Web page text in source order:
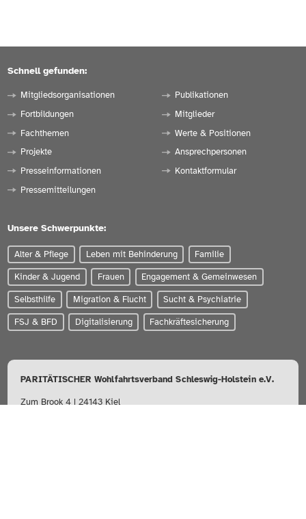
Schnell gefunden:
Mitgliedsorganisationen
Fortbildungen
Fachthemen
Projekte
Presseinformationen
Pressemitteilungen
Publikationen
Mitglieder
Werte & Positionen
Ansprechpersonen
Kontaktformular
Unsere Schwerpunkte:
Alter & Pflege Leben mit Behinderung Familie
Kinder & Jugend Frauen Engagement & Gemeinwesen
Selbsthilfe Migration & Flucht Sucht & Psychiatrie
FSJ & BFD Digitalisierung Fachkräftesicherung
PARITÄTISCHER Wohlfahrtsverband Schleswig-Holstein e.V.
Zum Brook 4 | 24143 Kiel